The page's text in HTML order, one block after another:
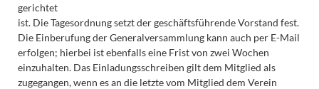
gerichtet
ist. Die Tagesordnung setzt der geschäftsführende Vorstand fest.
Die Einberufung der Generalversammlung kann auch per E-Mail
erfolgen; hierbei ist ebenfalls eine Frist von zwei Wochen
einzuhalten. Das Einladungsschreiben gilt dem Mitglied als
zugegangen, wenn es an die letzte vom Mitglied dem Verein